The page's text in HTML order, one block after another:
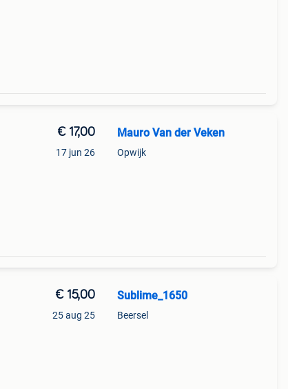
€ 17,00
17 jun 26
Mauro Van der Veken
Opwijk
€ 15,00
25 aug 25
Sublime_1650
Beersel